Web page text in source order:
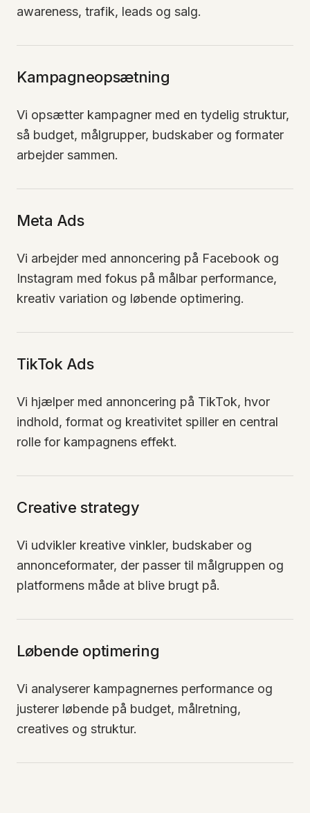
awareness, trafik, leads og salg.
Kampagneopsætning
Vi opsætter kampagner med en tydelig struktur,
så budget, målgrupper, budskaber og formater
arbejder sammen.
Meta Ads
Vi arbejder med annoncering på Facebook og
Instagram med fokus på målbar performance,
kreativ variation og løbende optimering.
TikTok Ads
Vi hjælper med annoncering på TikTok, hvor
indhold, format og kreativitet spiller en central
rolle for kampagnens effekt.
Creative strategy
Vi udvikler kreative vinkler, budskaber og
annonceformater, der passer til målgruppen og
platformens måde at blive brugt på.
Løbende optimering
Vi analyserer kampagnernes performance og
justerer løbende på budget, målretning,
creatives og struktur.